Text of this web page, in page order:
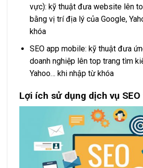
vực): kỹ thuật đưa website lên
bằng vị trí địa lý của Google,
khóa
SEO app mobile: kỹ thuật đưa
doanh nghiệp lên top trang tìm
Yahoo… khi nhập từ khóa
Lợi ích sử dụng dịch vụ